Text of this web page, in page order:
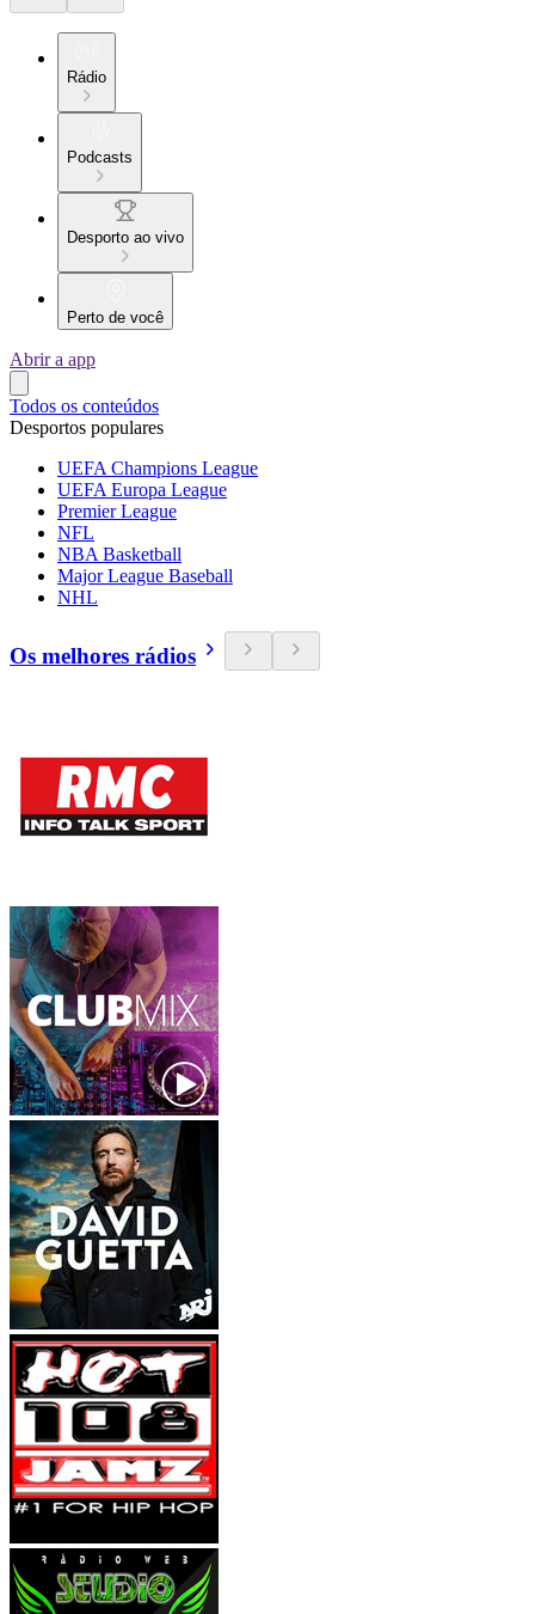
Rádio
Podcasts
Desporto ao vivo
Perto de você
Abrir a app
Todos os conteúdos
Desportos populares
UEFA Champions League
UEFA Europa League
Premier League
NFL
NBA Basketball
Major League Baseball
NHL
Os melhores rádios